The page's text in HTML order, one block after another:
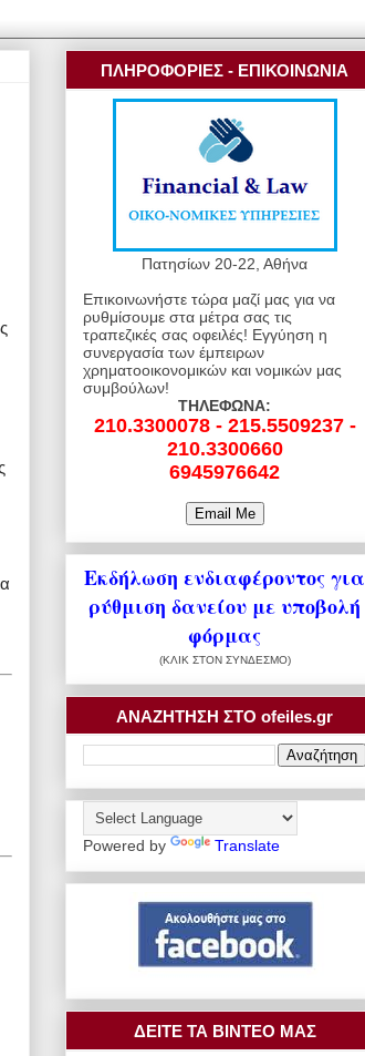
ΠΛΗΡΟΦΟΡΙΕΣ - ΕΠΙΚΟΙΝΩΝΙΑ
Πατησίων 20-22, Αθήνα
Επικοινωνήστε τώρα μαζί μας για να
ρυθμίσουμε στα μέτρα σας τις
τραπεζικές σας οφειλές! Εγγύηση η
συνεργασία των έμπειρων
χρηματοοικονομικών και νομικών μας
συμβούλων!
ΤΗΛΕΦΩΝΑ:
210.3300078 - 215.5509237 -
210.3300660
6945976642
Εκδήλωση ενδιαφέροντος για
ρύθμιση δανείου με υποβολή
φόρμας
(ΚΛΙΚ ΣΤΟΝ ΣΥΝΔΕΣΜΟ)
ΑΝΑΖΗΤΗΣΗ ΣΤΟ ofeiles.gr
Powered by Translate
ΔΕΙΤΕ ΤΑ ΒΙΝΤΕΟ ΜΑΣ